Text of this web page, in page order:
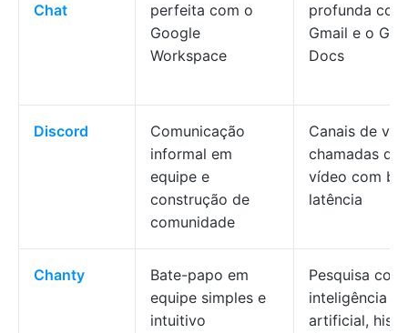
Chat
perfeita com o
Google
Workspace
profunda
Gmail e o
Docs
Discord
Comunicação
informal em
equipe e
construção de
comunidade
Canais de
chamadas de
vídeo com
latência
Chanty
Bate-papo em
equipe simples e
intuitivo
Pesquisa com
inteligência
artificial,